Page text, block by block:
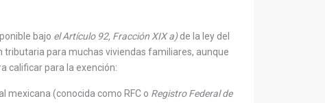
bajo el Artículo 92, Fracción XIX a)de la ley del
para muchas viviendas familiares, aunque
calificar para la exención:
mexicana (conocida como RFC o Registro Federal de